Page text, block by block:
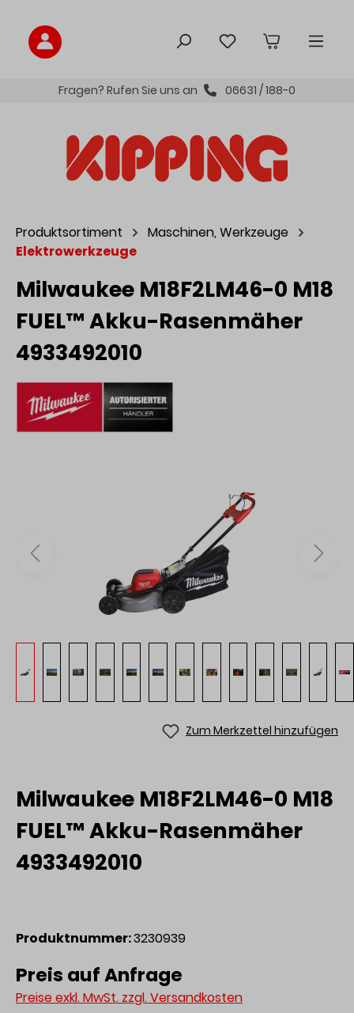
Fragen? Rufen Sie uns an 06631 / 188-0
Produktsortiment
Maschinen, Werkzeuge
Elektrowerkzeuge
Milwaukee M18F2LM46-0 M18
FUEL™ Akku-Rasenmäher
4933492010
Zum Merkzettel hinzufügen
Milwaukee M18F2LM46-0 M18
FUEL™ Akku-Rasenmäher
4933492010
Produktnummer:3230939
Preis auf Anfrage
Preise exkl. MwSt. zzgl. Versandkosten